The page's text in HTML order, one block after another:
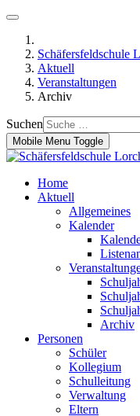
Schäfersfeldschule
Aktuell
Veranstaltungen
Archiv
Suchen
Mobile Menu Toggle
Home
Aktuell
Allgemeines
Kalender
Archiv
Personen
Schüler
Kollegium
Schulleitung
Verwaltung
Eltern